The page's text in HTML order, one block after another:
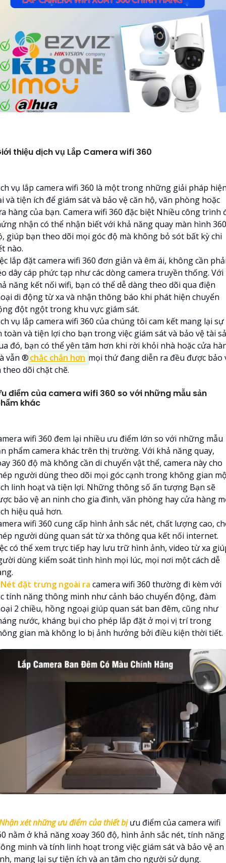
thiệu dịch vụ Lắp Camera wifi 360
vụ lắp camera wifi 360 là một trong những giải pháp
và tiện ích để giám sát và bảo vệ căn hộ, văn phòng hoặc
hàng của bạn. Camera wifi 360 đặc biệt Nhiều công trình
nhận có thể nhận biết với khả năng quay màn hình 360
giúp bạn theo dõi mọi góc độ mà không bỏ sót bất kỳ chi
nào.
lắp đặt camera wifi 360 đơn giản và êm ái, không cần
dây cáp phức tạp như các dòng camera truyền thống. Với
năng kết nối wifi, bạn có thể dễ dàng theo dõi qua điện
di động từ xa và nhận thông báo khi phát hiện chuyển
đột ngột trong khu vực giám sát.
vụ lắp camera wifi 360 của chúng tôi cam kết mang lại sự
toàn và tiện lợi cho bạn trong việc giám sát và bảo vệ tài
đó, bạn có thể yên tâm hơn khi rời khỏi nhà hoặc cửa
vẫn ®️chắc chắn hơn mọi thứ đang diễn ra đều được bảo
theo dõi chặt chẽ.
điểm của camera wifi 360 so với những mẫu sản
khác
wifi 360 đem lại nhiều ưu điểm lớn so với những mẫu
phẩm camera khác trên thị trường. Với khả năng quay,
360 độ mà không cần di chuyển vật thể, camera này cho
người dùng theo dõi mọi góc cạnh trong không gian
linh hoạt và tiện lợi. Những thông số ấn tượng Bạn sẽ
bảo vệ an ninh cho gia đình, văn phòng hay cửa hàng
hiệu quả hơn.
wifi 360 cung cấp hình ảnh sắc nét, chất lượng cao,
người dùng quan sát từ xa thông qua kết nối internet.
có thể xem trực tiếp hay lưu trữ hình ảnh, video từ xa
dùng kiểm soát tình hình mọi lúc, mọi nơi một cách dễ
Nét đặt trưng ngoài ra camera wifi 360 thường đi kèm với
tính năng thông minh như cảnh báo chuyển động, đàm
2 chiều, hồng ngoại giúp quan sát ban đêm, cũng như
nước, kháng bụi cho phép lắp đặt ở mọi vị trí trong
gian mà không lo bị ảnh hưởng bởi điều kiện thời tiết.
xét những ưu điểm của thiết bịưu điểm của camera wifi
nằm ở khả năng xoay 360 độ, hình ảnh sắc nét, tính năng
minh và tính linh hoạt trong việc giám sát và bảo vệ an
mang lại sự tiện ích và an tâm cho người sử dụng.